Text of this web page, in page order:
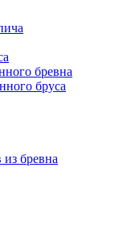
бревна
бруса
бревна